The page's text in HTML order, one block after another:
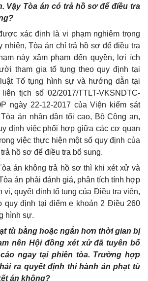
Vậy Tòa án có trả hồ sơ để điều tra
xác định là vi phạm nghiêm trọng
nhiên, Tòa án chỉ trả hồ sơ để điều tra
này xâm phạm đến quyền, lợi ích
tham gia tố tụng theo quy định tại
Tố tụng hình sự và hướng dẫn tại
tịch số 02/2017/TTLT-VKSNDTC-
ngày 22-12-2017 của Viện kiểm sát
án nhân dân tối cao, Bộ Công an,
định việc phối hợp giữa các cơ quan
việc thực hiện một số quy định của
hồ sơ để điều tra bổ sung.
án không trả hồ sơ thì khi xét xử và
án phải đánh giá, phân tích tính hợp
vi, quyết định tố tụng của Điều tra viên,
quy định tại điểm e khoản 2 Điều 260
hình sự.
tù bằng hoặc ngắn hơn thời gian bị
nên Hội đồng xét xử đã tuyên bố
ngay tại phiên tòa. Trường hợp
ra quyết định thi hành án phạt tù
án không?